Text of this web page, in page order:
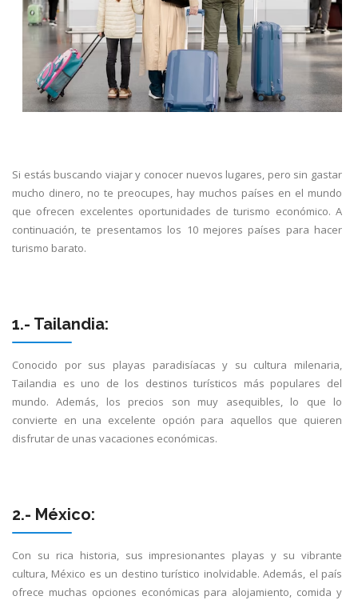
Si estás buscando viajar y conocer nuevos lugares, pero sin gastar
mucho dinero, no te preocupes, hay muchos países en el mundo
que ofrecen excelentes oportunidades de turismo económico. A
continuación, te presentamos los 10 mejores países para hacer
turismo barato.
1.- Tailandia:
Conocido por sus playas paradisíacas y su cultura milenaria,
Tailandia es uno de los destinos turísticos más populares del
mundo. Además, los precios son muy asequibles, lo que lo
convierte en una excelente opción para aquellos que quieren
disfrutar de unas vacaciones económicas.
2.- México:
Con su rica historia, sus impresionantes playas y su vibrante
cultura, México es un destino turístico inolvidable. Además, el país
ofrece muchas opciones económicas para alojamiento, comida y